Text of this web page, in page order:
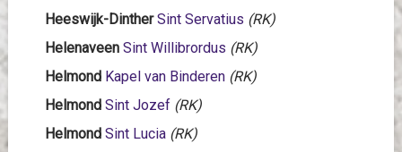
Heeswijk-Dinther Sint Servatius (RK)
Helenaveen Sint Willibrordus (RK)
Helmond Kapel van Binderen (RK)
Helmond Sint Jozef (RK)
Helmond Sint Lucia (RK)